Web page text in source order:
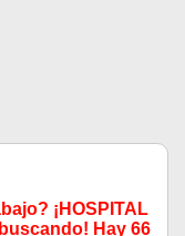
¡HOSPITAL
Hay 66